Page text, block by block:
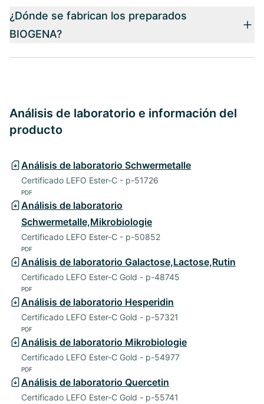
¿Dónde se fabrican los preparados
BIOGENA?
Análisis de laboratorio e información del
producto
Análisis de laboratorio Schwermetalle
Certificado LEFO Ester-C - p-51726
PDF
Análisis de laboratorio
Schwermetalle,Mikrobiologie
Certificado LEFO Ester-C - p-50852
PDF
Análisis de laboratorio Galactose,Lactose,Rutin
Certificado LEFO Ester-C Gold - p-48745
PDF
Análisis de laboratorio Hesperidin
Certificado LEFO Ester-C Gold - p-57321
PDF
Análisis de laboratorio Mikrobiologie
Certificado LEFO Ester-C Gold - p-54977
PDF
Análisis de laboratorio Quercetin
Certificado LEFO Ester-C Gold - p-55741